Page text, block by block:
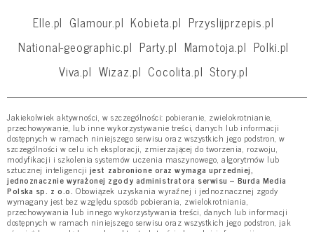
Elle.pl Glamour.pl Kobieta.pl Przyslijprzepis.pl
National-geographic.pl Party.pl Mamotoja.pl Polki.pl
Viva.pl Wizaz.pl Cocolita.pl Story.pl
Jakiekolwiek aktywności, w szczególności: pobieranie, zwielokrotnianie,
przechowywanie, lub inne wykorzystywanie treści, danych lub informacji
dostępnych w ramach niniejszego serwisu oraz wszystkich jego podstron, w
szczególności w celu ich eksploracji, zmierzającej do tworzenia, rozwoju,
modyfikacji i szkolenia systemów uczenia maszynowego, algorytmów lub
sztucznej inteligencji jest zabronione oraz wymaga uprzedniej,
jednoznacznie wyrażonej zgody administratora serwisu – Burda Media
Polska sp. z o.o. Obowiązek uzyskania wyraźnej i jednoznacznej zgody
wymagany jest bez względu sposób pobierania, zwielokrotniania,
przechowywania lub innego wykorzystywania treści, danych lub informacji
dostępnych w ramach niniejszego serwisu oraz wszystkich jego podstron, jak